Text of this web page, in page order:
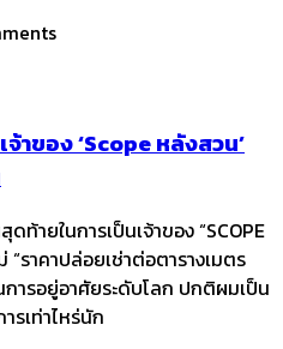
าของ ‘Scope หลังสวน’
ท้ายในการเป็นเจ้าของ “SCOPE
ราคาปล่อยเช่าต่อตารางเมตร
ารอยู่อาศัยระดับโลก ​ปกติผมเป็น
รเท่าไหร่นัก